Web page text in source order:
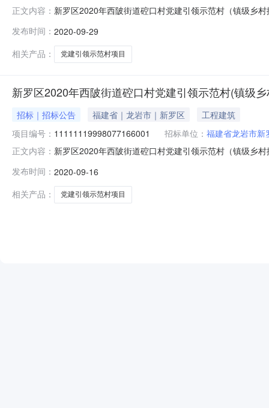
正文内容： 新罗区2020年西陂街道硿口村党建引领示范村（镇级乡
人及电话：邱女士13507525709二、中标价：2527265
发布时间： 2020-09-29
相关产品：
党建引领示范村项目
新罗区2020年西陂街道硿口村党建引领示范村(镇级
招标｜招标公告 福建省｜龙岩市｜新罗区
工程建筑
项目编号： 11111119998077166001 招标单位： 福建省龙岩市新
正文内容： 新罗区2020年西陂街道硿口村党建引领示范村（镇级乡
工程有限公司、福建南方建业工程管理有限公司、福建
省九通建设工程有限公司、福建翔鸿建筑工程有
发布时间： 2020-09-16
相关产品：
党建引领示范村项目